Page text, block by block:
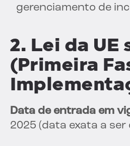
gerenciamento de
2. Lei da UE
(Primeira
Data de entrada em
2025 (data exata a ser